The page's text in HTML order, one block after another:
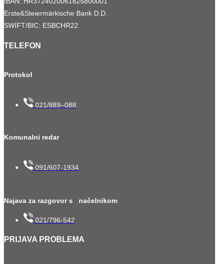
Erste&Steiermärkische Bank D.D.
SWIFT/BIC: ESBCHR22
TELEFON
Protokol
021/889–088
Komunalni redar
091/607-1934
Najava za razgovor s načelnikom
021/796-542
PRIJAVA PROBLEMA